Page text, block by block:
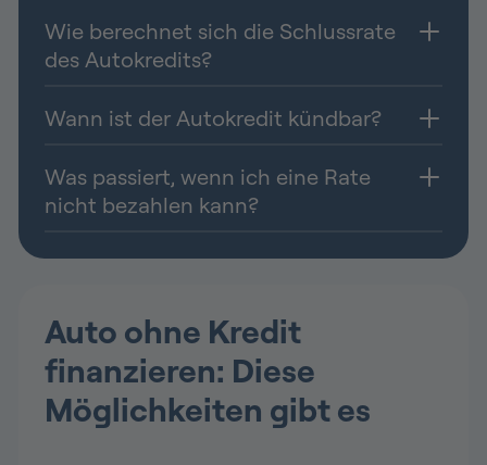
Wie berechnet sich die Schlussrate
des Autokredits?
Wann ist der Autokredit kündbar?
Was passiert, wenn ich eine Rate
nicht bezahlen kann?
Auto ohne Kredit
finanzieren: Diese
Möglichkeiten gibt es